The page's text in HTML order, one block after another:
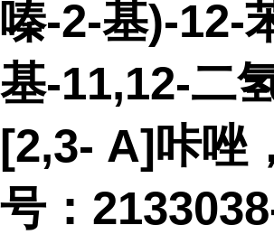
嗪-2-基)-12-
基-11,12-二
[2,3- A]咔唑
号：